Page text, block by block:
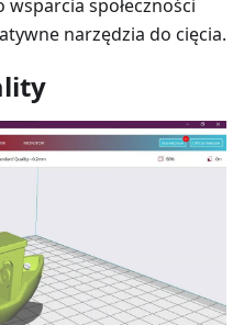
społeczności
narzędzia do cięcia.